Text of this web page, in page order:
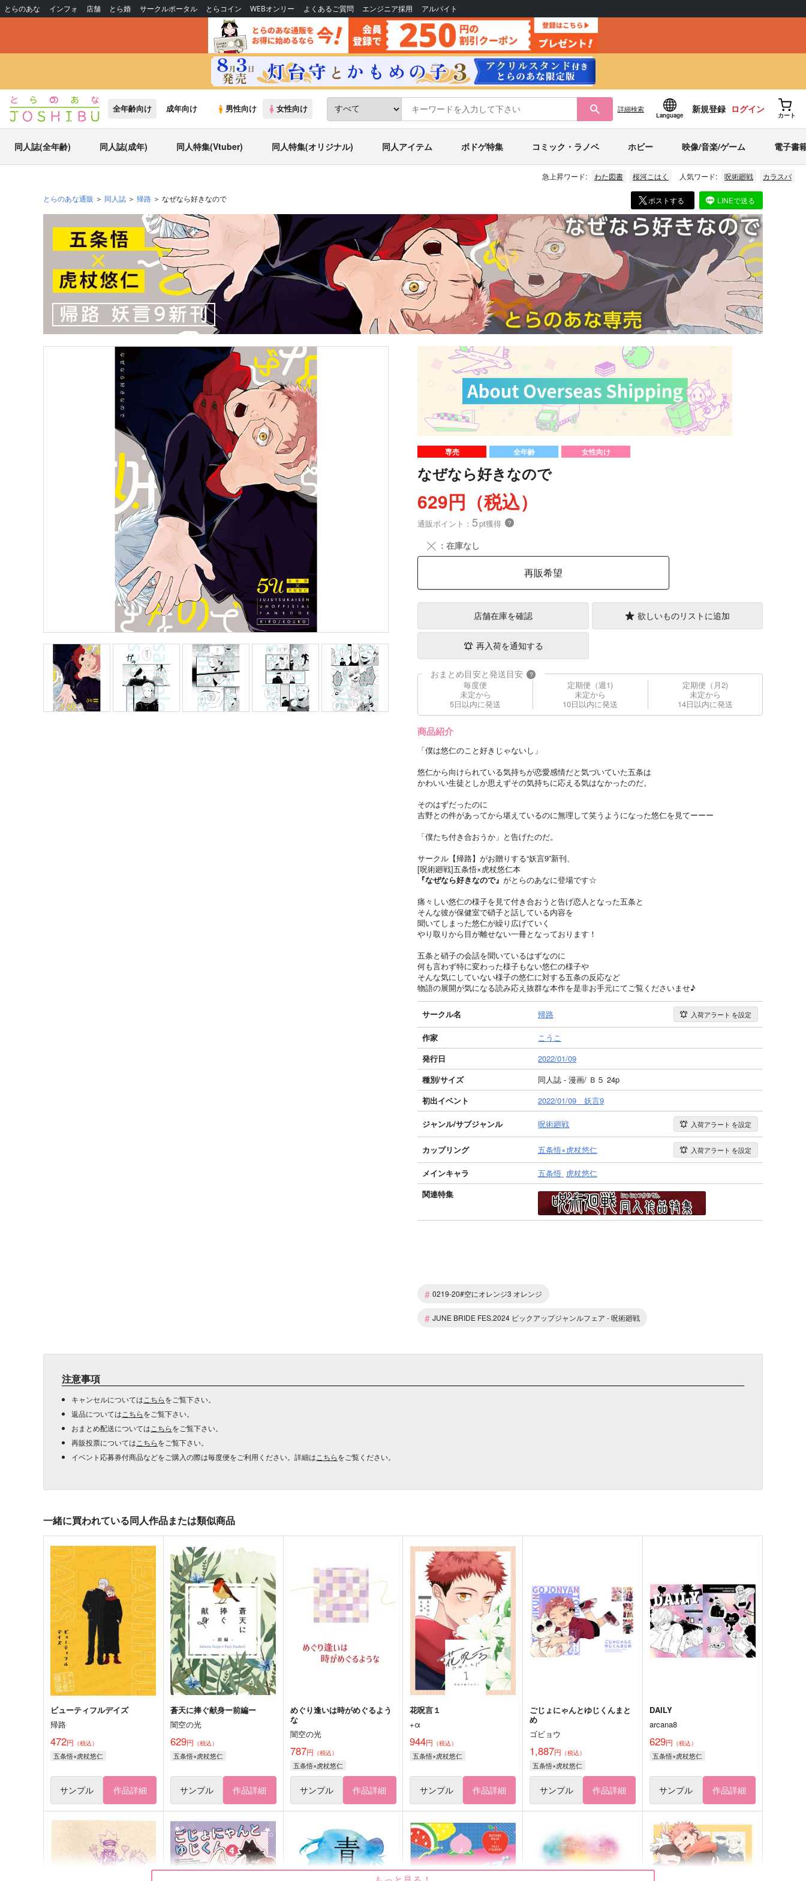
とらのあな インフォ 店舗 とら婚 サークルポータル とらコイン WEBオンリー よくあるご質問 エンジニア採用 アルバイト
全年齢向け 成年向け 男性向け 女性向け 詳細検索
Language
新規登録 ログイン
カート
同人誌(全年齢) 同人誌(成年) 同人特集(Vtuber) 同人特集(オリジナル) 同人アイテム ボドゲ特集 コミック・ラノベ ホビー 映像/音楽/ゲーム 電子書
急上昇ワード: わた図書 桜河こはく 人気ワード: 呪術廻戦 カラスバ
とらのあな通販 同人誌 帰路 なぜなら好きなので ポストする LINEで送る
専売 全年齢 女性向け
なぜなら好きなので
629円（税込）
通販ポイント： 5pt獲得 ？
╳ ：在庫なし
再販希望
店舗在庫を確認 欲しいものリストに追加
再入荷を通知する
おまとめ目安と発送目安 ?
毎度便
未定から
5日以内に発送
定期便（週1)
未定から
10日以内に発送
定期便（月2)
未定から
14日以内に発送
商品紹介
「僕は悠仁のこと好きじゃないし」
悠仁から向けられている気持ちが恋愛感情だと気づいていた五条は
かわいい生徒としか思えずその気持ちに応える気はなかったのだ。
そのはずだったのに
吉野との件があってから堪えているのに無理して笑うようになった悠仁を見てーーー
「僕たち付き合おうか」と告げたのだ。
サークル【帰路】がお贈りする“妖言9”新刊、
[呪術廻戦]五条悟×虎杖悠仁本
『なぜなら好きなので』 がとらのあなに登場です☆
痛々しい悠仁の様子を見て付き合おうと告げ恋人となった五条と
そんな彼が保健室で硝子と話している内容を
聞いてしまった悠仁が繰り広げていく
やり取りから目が離せない一冊となっております！
五条と硝子の会話を聞いているはずなのに
何も言わず特に変わった様子もない悠仁の様子や
そんな気にしていない様子の悠仁に対する五条の反応など
物語の展開が気になる読み応え抜群な本作を是非お手元にてご覧くださいませ♪
サークル名 帰路 入荷アラート を設定
作家
こうこ
発行日
2022/01/09
種別/サイズ
同人誌 - 漫画/ Ｂ５ 24p
初出イベント
2022/01/09 妖言9
ジャンル/サブジャンル 呪術廻戦 入荷アラート を設定
カップリング 五条悟×虎杖悠仁 入荷アラート を設定
メインキャラ 五条悟 虎杖悠仁
関連特集
# 0219-20#空にオレンジ3 オレンジ
# JUNE BRIDE FES.2024 ピックアップジャンルフェア - 呪術廻戦
注意事項
キャンセルについては こちらをご覧下さい。
返品については こちらをご覧下さい。
おまとめ配送については こちらをご覧下さい。
再販投票については こちらをご覧下さい。
イベント応募券付商品などをご購入の際は毎度便をご利用ください。詳細は こちらをご覧ください。
一緒に買われている同人作品または類似商品
ビューティフルデイズ
帰路
472円 （税込）
五条悟×虎杖悠仁
サンプル 作品詳細
蒼天に捧ぐ献身ー前編ー
闇空の光
629円 （税込）
五条悟×虎杖悠仁
サンプル 作品詳細
めぐり逢いは時がめぐるよう
な
闇空の光
787円 （税込）
五条悟×虎杖悠仁
サンプル 作品詳細
花呪言１
+α
944円 （税込）
五条悟×虎杖悠仁
サンプル 作品詳細
ごじょにゃんとゆじくんまと
め
ゴビョウ
1,887円 （税込）
五条悟×虎杖悠仁
サンプル 作品詳細
DAILY
arcana8
629円 （税込）
五条悟×虎杖悠仁
サンプル 作品詳細